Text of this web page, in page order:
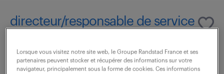
directeur/responsable de service
6 juillet 2026
Lorsque vous visitez notre site web, le Groupe Randstad France et ses
partenaires peuvent stocker et récupérer des informations sur votre
navigateur, principalement sous la forme de cookies. Ces informations